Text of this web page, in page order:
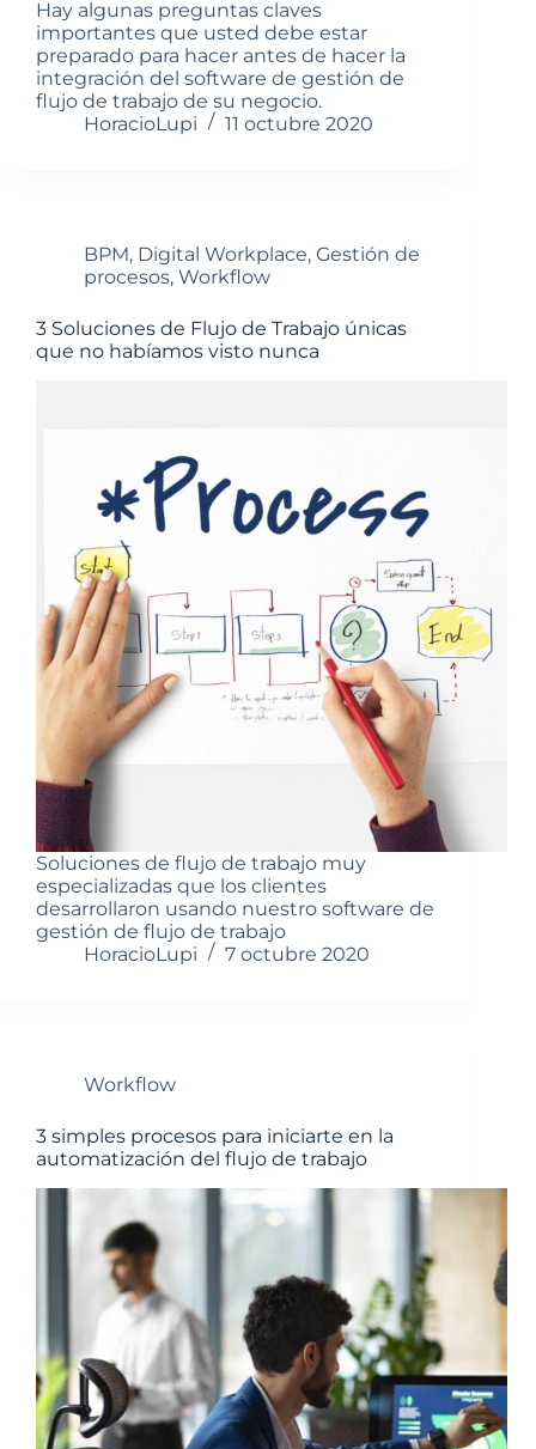
Hay algunas preguntas claves
importantes que usted debe estar
preparado para hacer antes de hacer la
integración del software de gestión de
flujo de trabajo de su negocio.
HoracioLupi
11 octubre 2020
BPM, Digital Workplace, Gestión de
procesos, Workflow
3 Soluciones de Flujo de Trabajo únicas
que no habíamos visto nunca
Soluciones de flujo de trabajo muy
especializadas que los clientes
desarrollaron usando nuestro software de
gestión de flujo de trabajo
HoracioLupi
7 octubre 2020
Workflow
3 simples procesos para iniciarte en la
automatización del flujo de trabajo